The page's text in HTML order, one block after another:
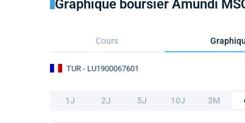
Graphique boursier Amundi
Cours
TUR - LU1900067601
1J 2J 5J 10J 3M